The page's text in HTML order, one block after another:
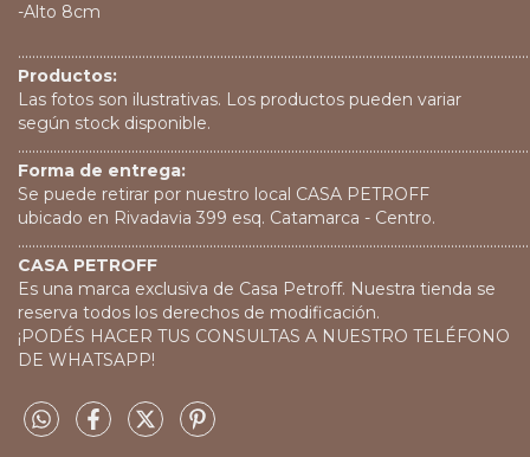
-Alto 8cm
Productos:
Las fotos son ilustrativas. Los productos pueden variar
según stock disponible.
Forma de entrega:
Se puede retirar por nuestro local CASA PETROFF
ubicado en Rivadavia 399 esq. Catamarca - Centro.
CASA PETROFF
Es una marca exclusiva de Casa Petroff. Nuestra tienda se
reserva todos los derechos de modificación.
¡PODÉS HACER TUS CONSULTAS A NUESTRO TELÉFONO
DE WHATSAPP!